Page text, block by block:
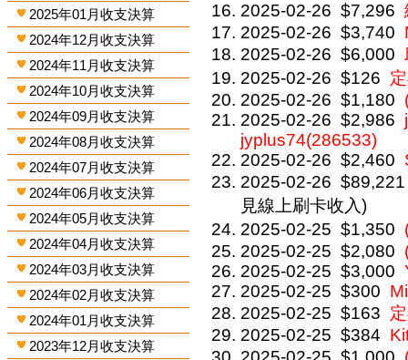
2025年01月收支決算
2024年12月收支決算
2024年11月收支決算
2024年10月收支決算
2024年09月收支決算
2024年08月收支決算
2024年07月收支決算
2024年06月收支決算
2024年05月收支決算
2024年04月收支決算
2024年03月收支決算
2024年02月收支決算
2024年01月收支決算
2023年12月收支決算
2025-02-26 $7,296
2025-02-26 $3,740
2025-02-26 $6,000
2025-02-26 $126
2025-02-26 $1,180
2025-02-26 $2,986
jyplus74(286533)
2025-02-26 $2,460
2025-02-26 $89,221
見線上刷卡收入)
2025-02-25 $1,350
2025-02-25 $2,080
2025-02-25 $3,000
2025-02-25 $300
2025-02-25 $163
2025-02-25 $384